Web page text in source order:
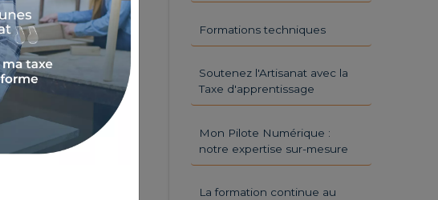
Formations techniques
Soutenez l'Artisanat avec la
Taxe d'apprentissage
Mon Pilote Numérique :
notre expertise sur-mesure
La formation continue au